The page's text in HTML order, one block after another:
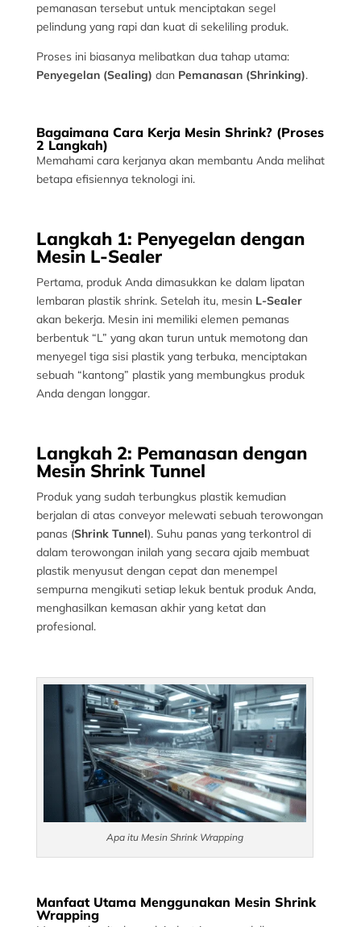
pemanasan tersebut untuk menciptakan segel
pelindung yang rapi dan kuat di sekeliling produk.
Proses ini biasanya melibatkan dua tahap utama:
Penyegelan (Sealing) dan Pemanasan (Shrinking).
Bagaimana Cara Kerja Mesin Shrink? (Proses
2 Langkah)
Memahami cara kerjanya akan membantu Anda melihat
betapa efisiennya teknologi ini.
Langkah 1: Penyegelan dengan
Mesin L-Sealer
Pertama, produk Anda dimasukkan ke dalam lipatan
lembaran plastik shrink. Setelah itu, mesin L-Sealer
akan bekerja. Mesin ini memiliki elemen pemanas
berbentuk “L” yang akan turun untuk memotong dan
menyegel tiga sisi plastik yang terbuka, menciptakan
sebuah “kantong” plastik yang membungkus produk
Anda dengan longgar.
Langkah 2: Pemanasan dengan
Mesin Shrink Tunnel
Produk yang sudah terbungkus plastik kemudian
berjalan di atas conveyor melewati sebuah terowongan
panas (Shrink Tunnel). Suhu panas yang terkontrol di
dalam terowongan inilah yang secara ajaib membuat
plastik menyusut dengan cepat dan menempel
sempurna mengikuti setiap lekuk bentuk produk Anda,
menghasilkan kemasan akhir yang ketat dan
profesional.
Apa itu Mesin Shrink Wrapping
Manfaat Utama Menggunakan Mesin Shrink
Wrapping